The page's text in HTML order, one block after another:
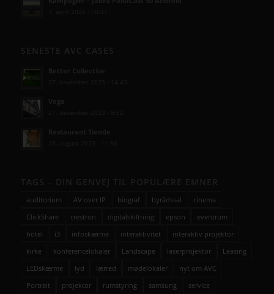
auditorium AV over IP biograf byrådssal
cinema
ClickShare
crestron digitalskiltning epson
eventrum
hotel
i3 infoskærme interaktivitet
interaktiv projektor
kirke
konferencelokaler Landscape laserprojektor
Leasing
LEDskærme
lyd lærred mødelokaler
nyt om AVC
Portrait
projektor rumstyring samsung
service